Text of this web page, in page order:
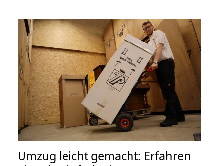
Umzug leicht gemacht: Erfahren